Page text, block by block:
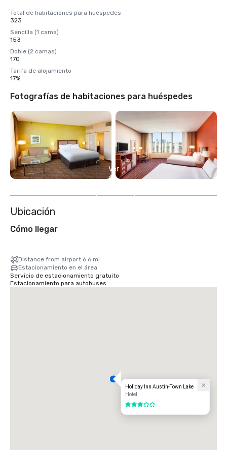
Total de habitaciones para huéspedes
323
Sencilla (1 cama)
153
Doble (2 camas)
170
Tarifa de alojamiento
17%
Fotografías de habitaciones para huéspedes
Ver
2
Ubicación
Cómo llegar
Distance from airport 6.6 mi
Estacionamiento en el área
Servicio de estacionamiento gratuito
Estacionamiento para autobuses
Holiday Inn Austin-Town Lake
Hotel
3 de 5